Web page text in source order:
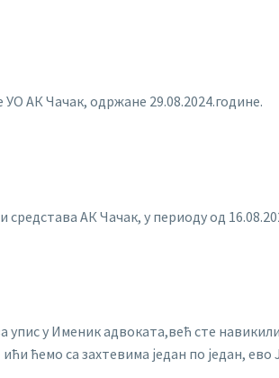
УО АК Чачак, одржане 29.08.2024.године.
средстава АК Чачак, у периоду од
упис у Именик адвоката,већ сте
ћемо са захтевима један по један,